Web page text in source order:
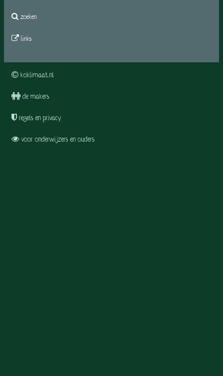
zoeken
links
koklimaat.nl
de makers
regels en privacy
voor onderwijzers en ouders